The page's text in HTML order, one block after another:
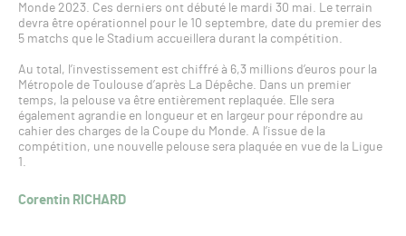
Monde 2023. Ces derniers ont débuté le mardi 30 mai. Le terrain
devra être opérationnel pour le 10 septembre, date du premier des
5 matchs que le Stadium accueillera durant la compétition.
Au total, l’investissement est chiffré à 6,3 millions d’euros pour la
Métropole de Toulouse d’après La Dépêche. Dans un premier
temps, la pelouse va être entièrement replaquée. Elle sera
également agrandie en longueur et en largeur pour répondre au
cahier des charges de la Coupe du Monde. A l’issue de la
compétition, une nouvelle pelouse sera plaquée en vue de la Ligue
1.
Corentin RICHARD